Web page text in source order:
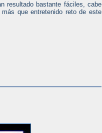
resultado bastante fáciles, cabe
que entretenido reto de este